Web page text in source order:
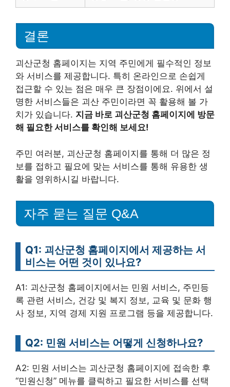
결론
괴산군청 홈페이지는 지역 주민에게 필수적인 정보
와 서비스를 제공합니다. 특히 온라인으로 손쉽게
접근할 수 있는 점은 매우 큰 장점이에요. 위에서 설
명한 서비스들은 괴산 주민이라면 꼭 활용해 볼 가
치가 있습니다. 지금 바로 괴산군청 홈페이지에 방문
해 필요한 서비스를 확인해 보세요!
주민 여러분, 괴산군청 홈페이지를 통해 더 많은 정
보를 접하고 필요에 맞는 서비스를 통해 유용한 생
활을 영위하시길 바랍니다.
자주 묻는 질문 Q&A
Q1: 괴산군청 홈페이지에서 제공하는 서
비스는 어떤 것이 있나요?
A1: 괴산군청 홈페이지에서는 민원 서비스, 주민등
록 관련 서비스, 건강 및 복지 정보, 교육 및 문화 행
사 정보, 지역 경제 지원 프로그램 등을 제공합니다.
Q2: 민원 서비스는 어떻게 신청하나요?
A2: 민원 서비스는 괴산군청 홈페이지에 접속한 후
“민원신청” 메뉴를 클릭하고 필요한 서비스를 선택